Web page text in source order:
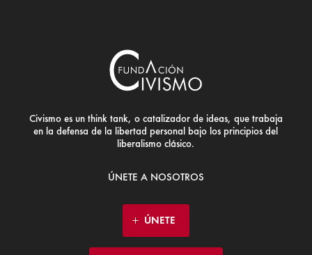
Civismo es un think tank, o catalizador de ideas, que trabaja
en la defensa de la libertad personal bajo los principios del
liberalismo clásico.
ÚNETE A NOSOTROS
ÚNETE